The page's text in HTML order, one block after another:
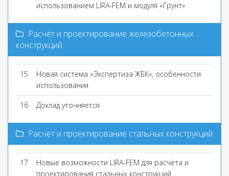
использованием LIRA-FEM и модуля «Грунт»
Расчёт и проектирование железобетонных
конструкций
15
Новая система «Экспертиза ЖБК», особенности
использования
16 Доклад уточняется
Расчёт и проектирование стальных конструкций
17
Новые возможности LIRA-FEM для расчёта и
проектирования стальных конструкций